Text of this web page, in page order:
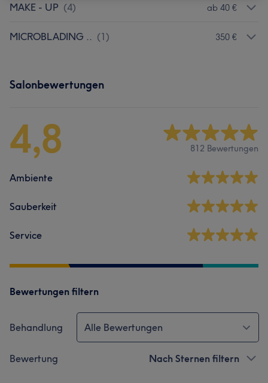
MAKE - UP (4) ab 40 €
MICROBLADING .. (1) 350 €
Salonbewertungen
4,8 812 Bewertungen
Ambiente
Sauberkeit
Service
Bewertungen filtern
Behandlung Alle Bewertungen
Bewertung Nach Sternen filtern